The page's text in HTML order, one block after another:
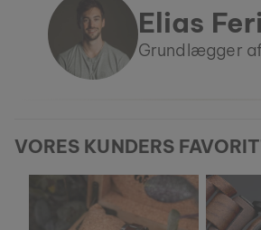
Elias
Grundlægger
VORES KUNDERS